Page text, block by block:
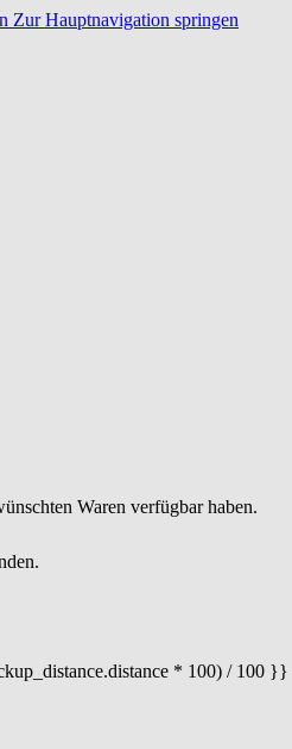
Zur Hauptnavigation springen
Waren verfügbar haben.
* 100) / 100